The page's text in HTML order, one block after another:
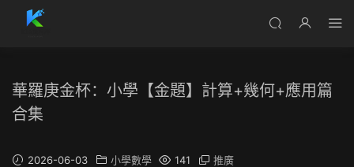
華羅庚金杯：小學【金題】計算+幾何+應用篇
合集
2026-06-03 小學數學 141 推廣